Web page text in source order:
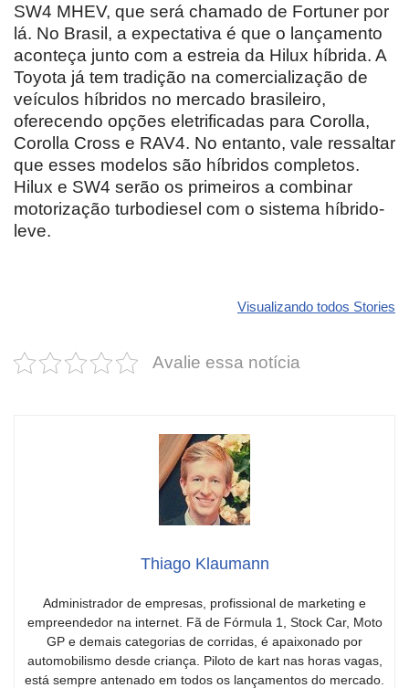
SW4 MHEV, que será chamado de Fortuner por
lá. No Brasil, a expectativa é que o lançamento
aconteça junto com a estreia da Hilux híbrida. A
Toyota já tem tradição na comercialização de
veículos híbridos no mercado brasileiro,
oferecendo opções eletrificadas para Corolla,
Corolla Cross e RAV4. No entanto, vale ressaltar
que esses modelos são híbridos completos.
Hilux e SW4 serão os primeiros a combinar
motorização turbodiesel com o sistema híbrido-
leve.
Visualizando todos Stories
2025!
Dodge pode ter
de emoção
que
Avalie essa notícia
Thiago Klaumann
Administrador de empresas, profissional de marketing e
empreendedor na internet. Fã de Fórmula 1, Stock Car, Moto
GP e demais categorias de corridas, é apaixonado por
automobilismo desde criança. Piloto de kart nas horas vagas,
está sempre antenado em todos os lançamentos do mercado.